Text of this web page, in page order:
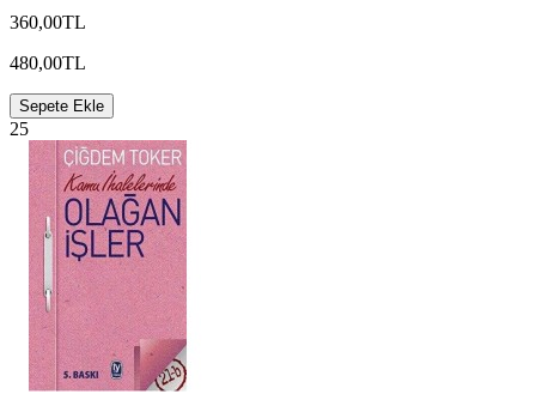
360,00TL
480,00TL
Sepete Ekle
25